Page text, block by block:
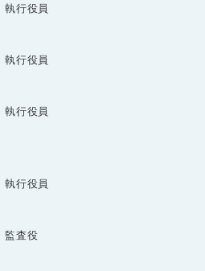
執行役員
執行役員
執行役員
執行役員
監査役